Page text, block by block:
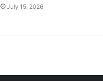
July 15, 2026